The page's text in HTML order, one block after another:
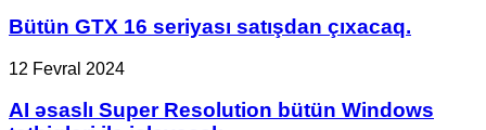
hansılardır?
16
seriyası
satışdan
çıxacaq.
Bütün GTX 16 seriyası satışdan çıxacaq.
AI
Super
Resolution
12 Fevral 2024
AI əsaslı Super Resolution bütün Windows